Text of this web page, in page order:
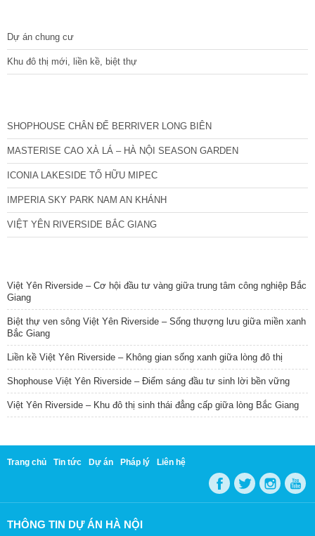
Dự án chung cư
Khu đô thị mới, liền kề, biệt thự
SHOPHOUSE CHÂN ĐẾ BERRIVER LONG BIÊN
MASTERISE CAO XÀ LÁ – HÀ NỘI SEASON GARDEN
ICONIA LAKESIDE TỐ HỮU MIPEC
IMPERIA SKY PARK NAM AN KHÁNH
VIỆT YÊN RIVERSIDE BẮC GIANG
Việt Yên Riverside – Cơ hội đầu tư vàng giữa trung tâm công nghiệp Bắc
Giang
Biệt thự ven sông Việt Yên Riverside – Sống thượng lưu giữa miền xanh
Bắc Giang
Liền kề Việt Yên Riverside – Không gian sống xanh giữa lòng đô thị
Shophouse Việt Yên Riverside – Điểm sáng đầu tư sinh lời bền vững
Việt Yên Riverside – Khu đô thị sinh thái đẳng cấp giữa lòng Bắc Giang
Trang chủ Tin tức Dự án Pháp lý Liên hệ
THÔNG TIN DỰ ÁN HÀ NỘI